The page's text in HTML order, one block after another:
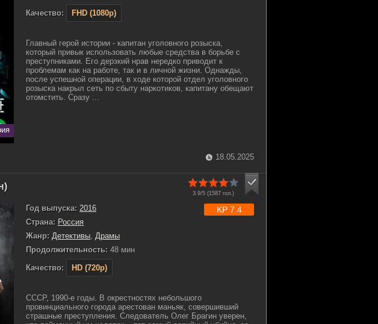
Качество:
FHD (1080p)
Главный герой истории - капитан уголовного розыска,
который привык использовать любые средства в борьбе с
преступниками. Его дерзкий нрав нередко приводит к
проблемам как на работе, так и в личной жизни. Однажды,
после успешной операции, в ходе которой отдел уголовного
розыска накрыл сеть по сбыту наркотиков, капитану обещают
отомстить. Сразу ...
18.05.2025
3.9/5 (1587 гол.)
Год выпуска: 2016
Страна: Россия
Жанр: Детективы Драмы
Продолжительность: 48 мин
Качество:
HD (720p)
KP 7.4
СССР, 1990-е годы. В окрестностях небольшого
провинциального города арестован маньяк, совершивший
страшные преступления. Следователь Олег Брагин уверен,